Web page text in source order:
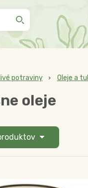
potraviny Oleje a
oleje